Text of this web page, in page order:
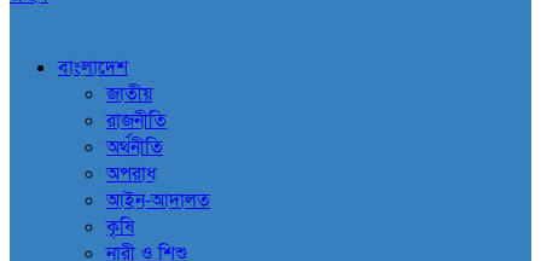
বাংলাদেশ
জাতীয়
রাজনীতি
অর্থনীতি
অপরাধ
আইন-আদালত
কৃষি
নারী ও শিশু